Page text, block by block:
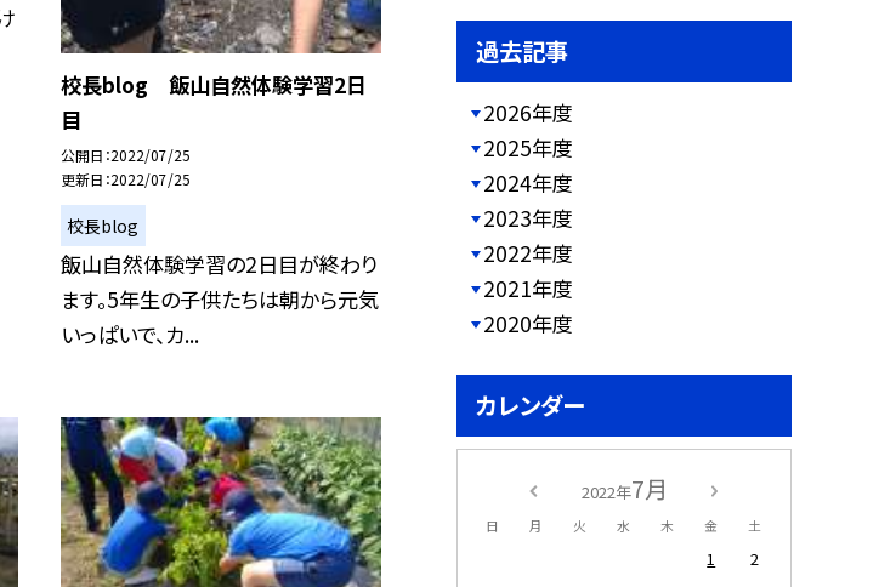
校長blog 飯山自然体験学習2日
目
公開日 2022/07/25
更新日 2022/07/25
校長blog
飯山自然体験学習の2日目が終わり
ます。5年生の子供たちは朝から元気
いっぱいで、カ...
過去記事
2026年度
2025年度
2024年度
2023年度
2022年度
2021年度
2020年度
カレンダー
2022年7月
日 月 火 水 木 金 土
1
2